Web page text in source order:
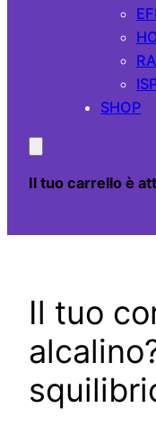
SHOP
Il tuo carrello è
Il tuo